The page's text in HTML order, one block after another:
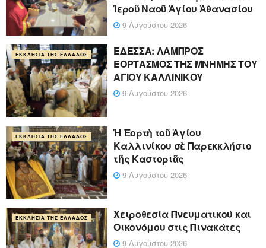
Ἱεροῦ Ναοῦ Ἁγίου Ἀθανασίου
9 Αυγούστου 2026
ΕΚΚΛΗΣΊΑ ΤΗΣ ΕΛΛΆΔΟΣ
ΕΔΕΣΣΑ: ΛΑΜΠΡΟΣ
ΕΟΡΤΑΣΜΟΣ ΤΗΣ ΜΝΗΜΗΣ ΤΟΥ
ΑΓΙΟΥ ΚΑΛΛΙΝΙΚΟΥ
9 Αυγούστου 2026
ΕΚΚΛΗΣΊΑ ΤΗΣ ΕΛΛΆΔΟΣ
Ἡ Ἑορτὴ τοῦ Ἁγίου
Καλλινίκου σὲ Παρεκκλήσιο
τῆς Καστοριᾶς
9 Αυγούστου 2026
ΕΚΚΛΗΣΊΑ ΤΗΣ ΕΛΛΆΔΟΣ
Χειροθεσία Πνευματικού και
Οικονόμου στις Πινακάτες
9 Αυγούστου 2026